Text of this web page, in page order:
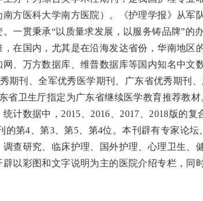
方医科大学南方医院）。《护理学报》从军
一贯秉承“以质量求发展，以服务铸品牌”的
在国内，尤其是在沿海发达省份，华南地区
、万方数据库、维普数据库等国内知名中文
期刊、全军优秀医学期刊、广东省优秀期刊
省卫生厅指定为广东省继续医学教育推荐教材
计数据中，2015、2016、2017、2018版的复
的第4、第3、第5、第4位。本刊辟有专家论坛
查研究、临床护理、国外护理、心理卫生、
以彩图和文字说明为主的医院介绍专栏，同